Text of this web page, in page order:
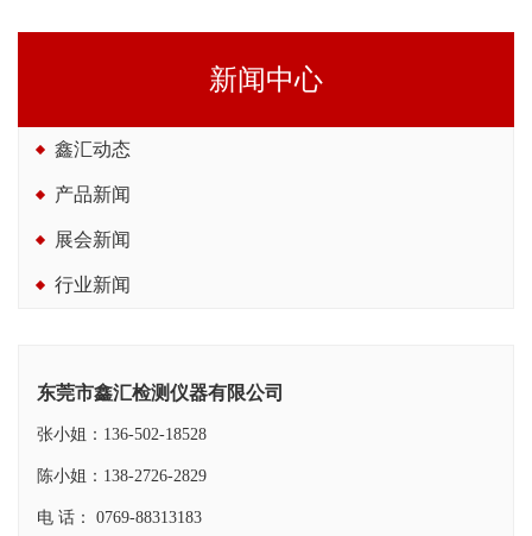
新闻中心
鑫汇动态
产品新闻
展会新闻
行业新闻
东莞市鑫汇检测仪器有限公司
张小姐：136-502-18528
陈小姐：138-2726-2829
电 话： 0769-88313183